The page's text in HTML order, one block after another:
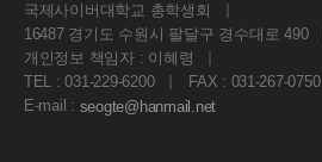
국제사이버대학교 총학생회
16487 경기도 수원시 팔달구 경수대로 490
개인정보 책임자 : 이혜령
TEL : 031-229-6200
FAX : 031-267-0750
E-mail : seogte@hanmail.net